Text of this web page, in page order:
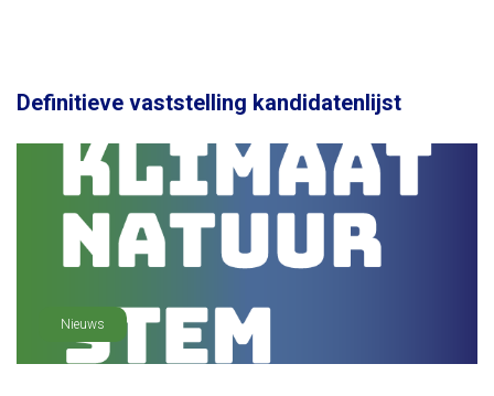
Definitieve vaststelling kandidatenlijst
Nieuws